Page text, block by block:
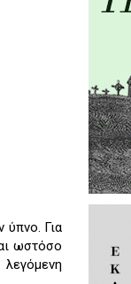
ύπνο. Για
ωστόσο